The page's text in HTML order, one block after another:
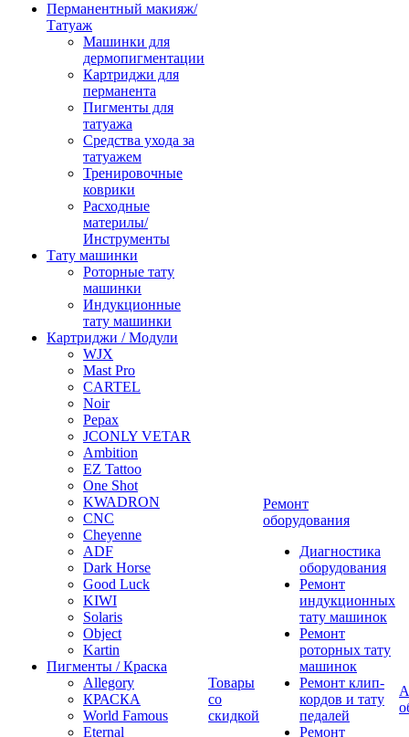
Перманентный макияж/
Татуаж
Машинки для
дермопигментации
Картриджи для
перманента
Пигменты для
татуажа
Средства ухода за
татуажем
Тренировочные
коврики
Расходные
материлы/
Инструменты
Тату машинки
Роторные тату
машинки
Индукционные
тату машинки
Картриджи / Модули
WJX
Mast Pro
CARTEL
Noir
Pepax
JCONLY VETAR
Ambition
EZ Tattoo
One Shot
KWADRON
CNC
Cheyenne
ADF
Dark Horse
Good Luck
KIWI
Solaris
Object
Kartin
Пигменты / Краска
Allegory
КРАСКА
World Famous
Eternal
Товары
со
скидкой
Ремонт
оборудования
Диагностика
оборудования
Ремонт
индукционных
тату машинок
Ремонт
роторных тату
машинок
Ремонт клип-
кордов и тату
педалей
Ремонт